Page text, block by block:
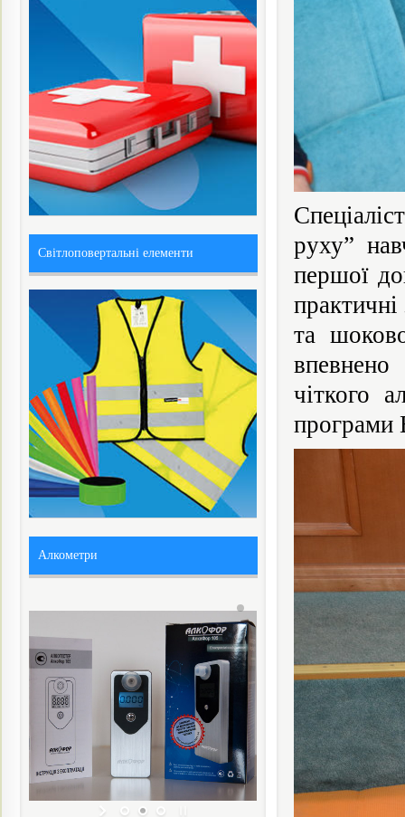
руху”
першої
практичні
та
чіткого
програми
Світлоповертальні елементи
Алкометри